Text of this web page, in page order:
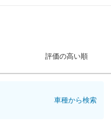
評価の高い順
車種から検索